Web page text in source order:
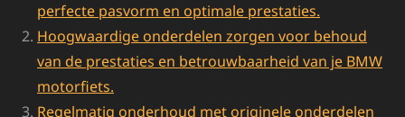
perfecte pasvorm en optimale prestaties.
Hoogwaardige onderdelen zorgen voor behoud
van de prestaties en betrouwbaarheid van je BMW
motorfiets.
Regelmatig onderhoud met originele onderdelen